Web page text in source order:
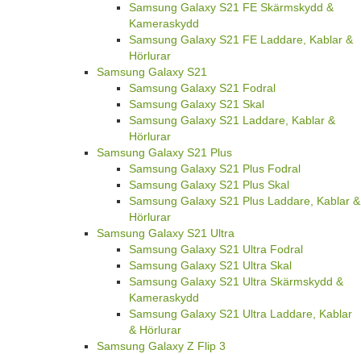
Samsung Galaxy S21 FE Skärmskydd &
Kameraskydd
Samsung Galaxy S21 FE Laddare, Kablar &
Hörlurar
Samsung Galaxy S21
Samsung Galaxy S21 Fodral
Samsung Galaxy S21 Skal
Samsung Galaxy S21 Laddare, Kablar &
Hörlurar
Samsung Galaxy S21 Plus
Samsung Galaxy S21 Plus Fodral
Samsung Galaxy S21 Plus Skal
Samsung Galaxy S21 Plus Laddare, Kablar &
Hörlurar
Samsung Galaxy S21 Ultra
Samsung Galaxy S21 Ultra Fodral
Samsung Galaxy S21 Ultra Skal
Samsung Galaxy S21 Ultra Skärmskydd &
Kameraskydd
Samsung Galaxy S21 Ultra Laddare, Kablar
& Hörlurar
Samsung Galaxy Z Flip 3